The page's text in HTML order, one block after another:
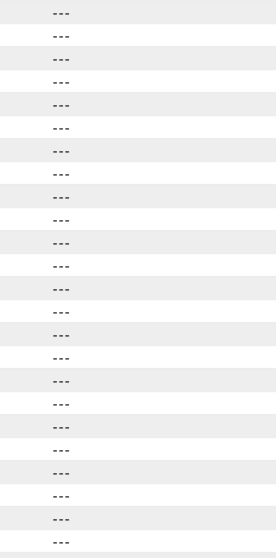
---
---
---
---
---
---
---
---
---
---
---
---
---
---
---
---
---
---
---
---
---
---
---
---